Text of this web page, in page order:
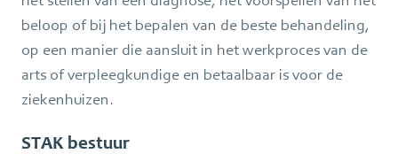
beloop of bij het bepalen van de beste behandeling,
op een manier die aansluit in het werkproces van de
arts of verpleegkundige en betaalbaar is voor de
ziekenhuizen.
STAK bestuur